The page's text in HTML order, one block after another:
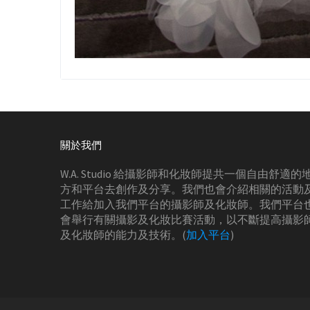
關於我們
W.A. Studio 給攝影師和化妝師提共一個自由舒適的
方和平台去創作及分享。我們也會介紹相關的活動
工作給加入我們平台的攝影師及化妝師。我們平台
會舉行有關攝影及化妝比賽活動，以不斷提高攝影
及化妝師的能力及技術。(加入平台)